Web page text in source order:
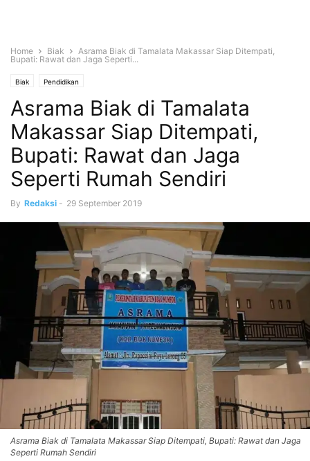
Home Biak
Asrama Biak di Tamalata Makassar Siap Ditempati,
Bupati: Rawat dan Jaga Seperti...
Biak Pendidikan
Asrama Biak di Tamalata
Makassar Siap Ditempati,
Bupati: Rawat dan Jaga
Seperti Rumah Sendiri
By Redaksi - 29 September 2019
Asrama Biak di Tamalata Makassar Siap Ditempati, Bupati: Rawat dan Jaga
Seperti Rumah Sendiri